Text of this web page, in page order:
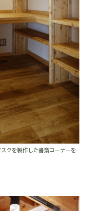
クを製作した書斎コーナーを